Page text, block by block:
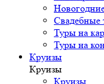
Свадебные
Туры на
Туры на
Круизы
Круизы
Круизы